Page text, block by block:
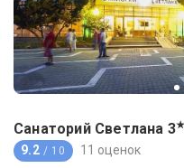
Санаторий Светлана 3★
9.2 / 10 11 оценок